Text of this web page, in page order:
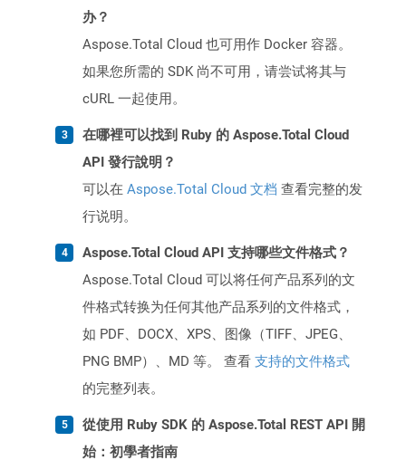
办？
Aspose.Total Cloud 也可用作 Docker 容器。
如果您所需的 SDK 尚不可用，请尝试将其与
cURL 一起使用。
在哪裡可以找到 Ruby 的 Aspose.Total Cloud
API 發行說明？
可以在 Aspose.Total Cloud 文档 查看完整的发
行说明。
Aspose.Total Cloud API 支持哪些文件格式？
Aspose.Total Cloud 可以将任何产品系列的文
件格式转换为任何其他产品系列的文件格式，
如 PDF、DOCX、XPS、图像（TIFF、JPEG、
PNG BMP）、MD 等。 查看 支持的文件格式
的完整列表。
從使用 Ruby SDK 的 Aspose.Total REST API 開
始：初學者指南